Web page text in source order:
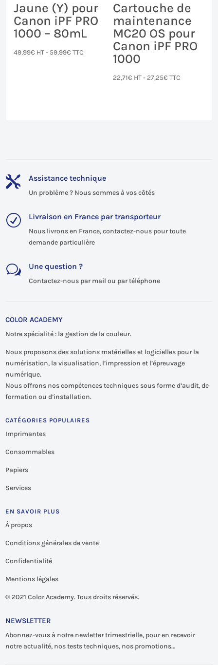
Jaune (Y) pour
Canon iPF PRO
1000 – 80mL
49,99€ HT - 59,99€ TTC
Cartouche de
maintenance
MC20 OS pour
Canon iPF PRO
1000
22,71€ HT - 27,25€ TTC
 Assistance technique
Un problème ? Nous sommes à vos côtés
R Livraison en France par transporteur
Nous livrons en France, contactez-nous pour toute
demande particulière
w Une question ?
Contactez-nous par mail ou par téléphone
COLOR ACADEMY
Notre spécialité : la gestion de la couleur.
Nous proposons des solutions matérielles et logicielles pour la
numérisation, la visualisation, l’impression et l’épreuvage
numérique.
Nous offrons nos compétences techniques sous forme d’audit, de
formation ou d’installation.
CATÉGORIES POPULAIRES
Imprimantes
Consommables
Papiers
Services
EN SAVOIR PLUS
À propos
Conditions générales de vente
Confidentialité
Mentions légales
© 2021 Color Academy. Tous droits réservés.
NEWSLETTER
Abonnez-vous à notre newletter trimestrielle, pour en recevoir
notre actualité, nos tests techniques, nos promotions…